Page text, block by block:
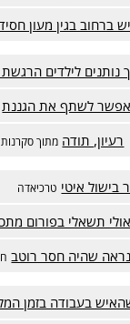
יש ברחוב בגין מעון
נותנים לילדים
אפשר לשתף את הגננת
רעיון, תודה מתוך סקרנות
בישול איטי טרכיאדה
אולי תשאלי בפורום
נראה שהיה חסר רוטב
בעבודה בזמן